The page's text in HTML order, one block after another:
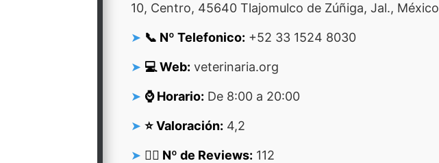
10, Centro, 45640 Tlajomulco de Zúñiga, Jal., México
📞 Nº Telefonico: +52 33 1524 8030
💻 Web: veterinaria.org
⌚ Horario: De 8:00 a 20:00
⭐ Valoración: 4,2
👍🏻 Nº de Reviews: 112